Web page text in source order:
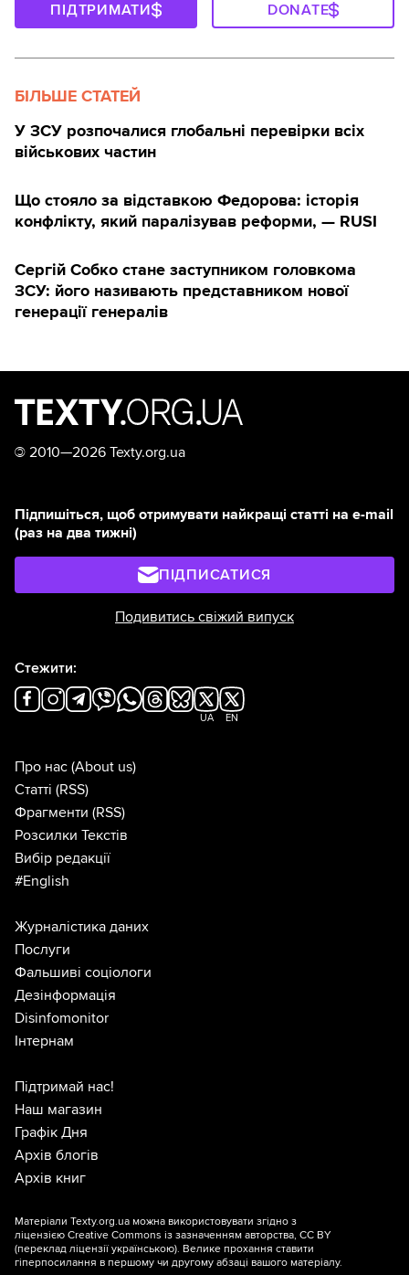
ПІДТРИМАТИ DONATE
БІЛЬШЕ СТАТЕЙ
У ЗСУ розпочалися глобальні перевірки всіх
військових частин
Що стояло за відставкою Федорова: історія
конфлікту, який паралізував реформи, — RUSI
Сергій Собко стане заступником головкома
ЗСУ: його називають представником нової
генерації генералів
© 2010—2026 Texty.org.ua
Підпишіться, щоб отримувати найкращі статті на e-mail
(раз на два тижні)
ПІДПИСАТИСЯ
Подивитись свіжий випуск
Стежити:
UA EN
Про нас (About us)
Статті (RSS)
Фрагменти (RSS)
Розсилки Текстів
Вибір редакції
#English
Журналістика даних
Послуги
Фальшиві соціологи
Дезінформація
Disinfomonitor
Інтернам
Підтримай нас!
Наш магазин
Графік Дня
Архів блогів
Архів книг
Матеріали Texty.org.ua можна використовувати згідно з
ліцензією Creative Commons із зазначенням авторства, CC BY
(переклад ліцензії українською). Велике прохання ставити
гіперпосилання в першому чи другому абзаці вашого матеріалу.